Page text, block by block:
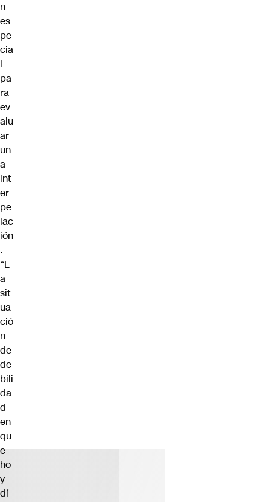
n
es
pe
cia
l
pa
ra
ev
alu
ar
un
a
int
er
pe
lac
ión
.
“L
a
sit
ua
ció
n
de
de
bili
da
d
en
qu
e
ho
y
dí